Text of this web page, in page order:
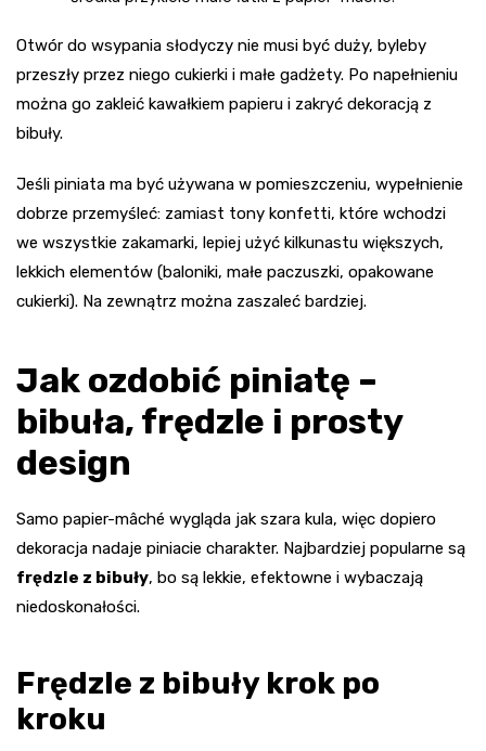
Otwór do wsypania słodyczy nie musi być duży, byleby
przeszły przez niego cukierki i małe gadżety. Po napełnieniu
można go zakleić kawałkiem papieru i zakryć dekoracją z
bibuły.
Jeśli piniata ma być używana w pomieszczeniu, wypełnienie
dobrze przemyśleć: zamiast tony konfetti, które wchodzi
we wszystkie zakamarki, lepiej użyć kilkunastu większych,
lekkich elementów (baloniki, małe paczuszki, opakowane
cukierki). Na zewnątrz można zaszaleć bardziej.
Jak ozdobić piniatę –
bibuła, frędzle i prosty
design
Samo papier-mâché wygląda jak szara kula, więc dopiero
dekoracja nadaje piniacie charakter. Najbardziej popularne są
frędzle z bibuły, bo są lekkie, efektowne i wybaczają
niedoskonałości.
Frędzle z bibuły krok po
kroku